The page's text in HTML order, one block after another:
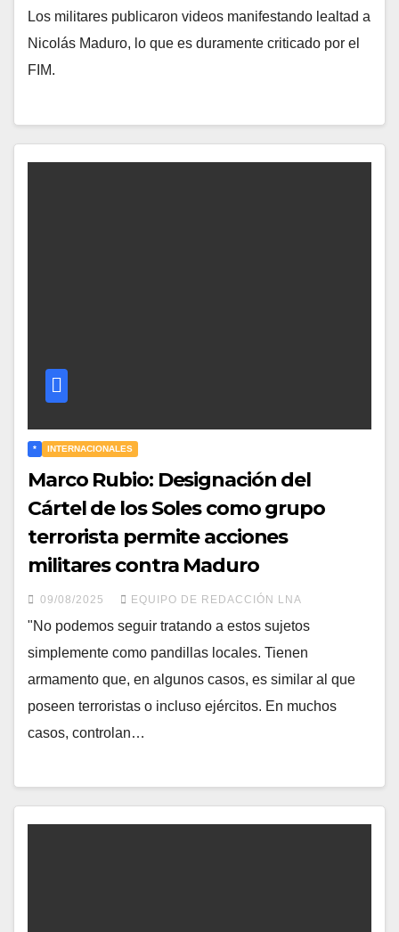
Los militares publicaron videos manifestando lealtad a
Nicolás Maduro, lo que es duramente criticado por el
FIM.
* INTERNACIONALES
Marco Rubio: Designación del
Cártel de los Soles como grupo
terrorista permite acciones
militares contra Maduro
09/08/2025 EQUIPO DE REDACCIÓN LNA
"No podemos seguir tratando a estos sujetos
simplemente como pandillas locales. Tienen
armamento que, en algunos casos, es similar al que
poseen terroristas o incluso ejércitos. En muchos
casos, controlan…